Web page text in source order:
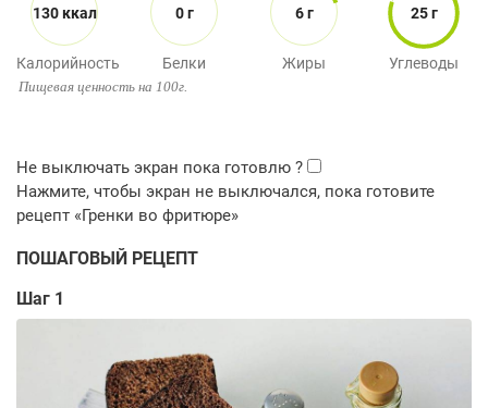
130 ккал
Калорийность
0 г
Белки
6 г
Жиры
25 г
Углеводы
Пищевая ценность на 100г.
ПОШАГОВЫЙ РЕЦЕПТ
Шаг 1